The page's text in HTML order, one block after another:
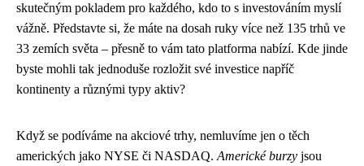
skutečným pokladem pro každého, kdo to s investováním myslí
vážně. Představte si, že máte na dosah ruky více než 135 trhů ve
33 zemích světa – přesně to vám tato platforma nabízí. Kde jinde
byste mohli tak jednoduše rozložit své investice napříč
kontinenty a různými typy aktiv?
Když se podíváme na akciové trhy, nemluvíme jen o těch
amerických jako NYSE či NASDAQ.Americké burzy jsou